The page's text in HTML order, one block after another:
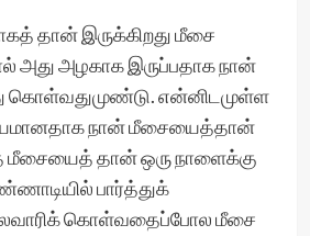
தான் இருக்கிறது மீசை
அது அழகாக இருப்பதாக நான்
கொள்வதுமுண்டு. என்னிடமுள்ள
நான் மீசையைத்தான்
மீசையைத் தான் ஒரு நாளைக்கு
பார்த்துக்
கொள்வதைப்போல மீசை